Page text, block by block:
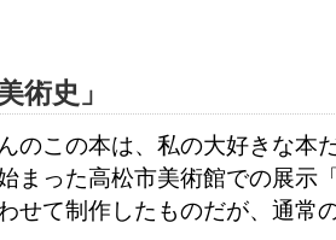
術史」
のこの本は、私の大好きな本
まった高松市美術館での展示
せて制作したものだが、通常